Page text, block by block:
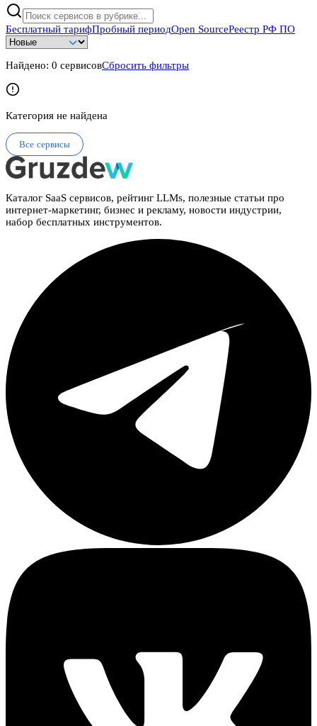
Бесплатный тарифПробный периодOpen SourceРеестр РФ ПО
Найдено: 0 сервисовСбросить фильтры
Категория не найдена
Все сервисы
Каталог SaaS сервисов, рейтинг LLMs, полезные статьи про
интернет-маркетинг, бизнес и рекламу, новости индустрии,
набор бесплатных инструментов.